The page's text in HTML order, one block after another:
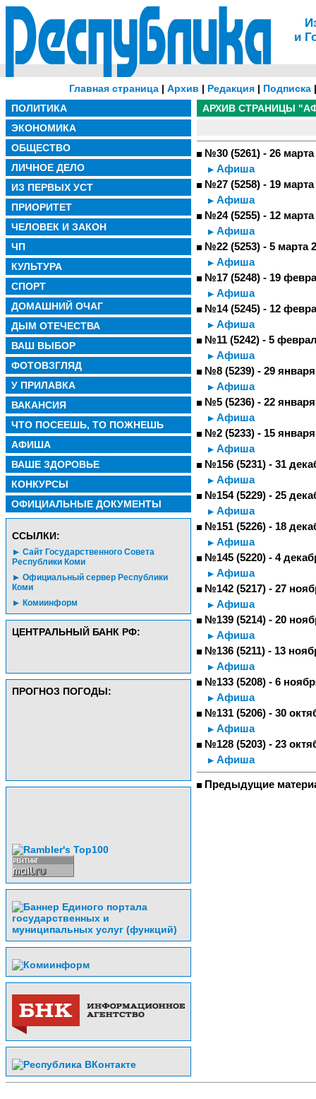
и
Главная страница | Архив | Редакция | Подписка
ПОЛИТИКА
ЭКОНОМИКА
ОБЩЕСТВО
ЛИЧНОЕ ДЕЛО
ИЗ ПЕРВЫХ УСТ
ПРИОРИТЕТ
ЧЕЛОВЕК И ЗАКОН
ЧП
КУЛЬТУРА
СПОРТ
ДОМАШНИЙ ОЧАГ
ДЫМ ОТЕЧЕСТВА
ВАШ ВЫБОР
ФОТОВЗГЛЯД
У ПРИЛАВКА
ВАКАНСИЯ
ЧТО ПОСЕЕШЬ, ТО ПОЖНЕШЬ
АФИША
ВАШЕ ЗДОРОВЬЕ
КОНКУРСЫ
ОФИЦИАЛЬНЫЕ ДОКУМЕНТЫ
CСЫЛКИ:
Сайт Государственного Совета
Республики Коми
Официальный сервер Республики
Коми
Комиинформ
ЦЕНТРАЛЬНЫЙ БАНК РФ:
ПРОГНОЗ ПОГОДЫ:
АРХИВ СТРАНИЦЫ
№30 (5261) - 26 марта
Афиша
№27 (5258) - 19 марта
Афиша
№24 (5255) - 12 марта
Афиша
№22 (5253) - 5 марта
Афиша
№17 (5248) - 19
Афиша
№14 (5245) - 12
Афиша
№11 (5242) - 5
Афиша
№8 (5239) - 29 января
Афиша
№5 (5236) - 22 января
Афиша
№2 (5233) - 15 января
Афиша
№156 (5231) - 31
Афиша
№154 (5229) - 25
Афиша
№151 (5226) - 18
Афиша
№145 (5220) - 4
Афиша
№142 (5217) - 27
Афиша
№139 (5214) - 20
Афиша
№136 (5211) - 13
Афиша
№133 (5208) - 6
Афиша
№131 (5206) - 30
Афиша
№128 (5203) - 23
Афиша
Предыдущие